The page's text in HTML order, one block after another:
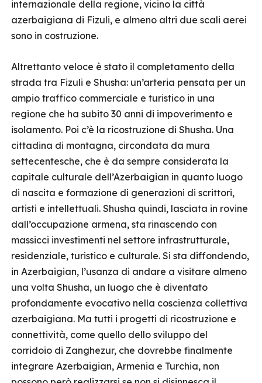
internazionale della regione, vicino la città
azerbaigiana di Fizuli, e almeno altri due scali aerei
sono in costruzione.
Altrettanto veloce è stato il completamento della
strada tra Fizuli e Shusha: un’arteria pensata per un
ampio traffico commerciale e turistico in una
regione che ha subito 30 anni di impoverimento e
isolamento. Poi c’è la ricostruzione di Shusha. Una
cittadina di montagna, circondata da mura
settecentesche, che è da sempre considerata la
capitale culturale dell’Azerbaigian in quanto luogo
di nascita e formazione di generazioni di scrittori,
artisti e intellettuali. Shusha quindi, lasciata in rovine
dall’occupazione armena, sta rinascendo con
massicci investimenti nel settore infrastrutturale,
residenziale, turistico e culturale. Si sta diffondendo,
in Azerbaigian, l’usanza di andare a visitare almeno
una volta Shusha, un luogo che è diventato
profondamente evocativo nella coscienza collettiva
azerbaigiana. Ma tutti i progetti di ricostruzione e
connettività, come quello dello sviluppo del
corridoio di Zanghezur, che dovrebbe finalmente
integrare Azerbaigian, Armenia e Turchia, non